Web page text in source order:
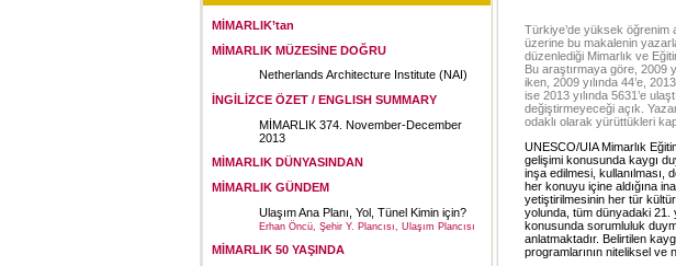
MİMARLIK’tan
MİMARLIK MÜZESİNE DOĞRU
Netherlands Architecture Institute (NAI)
İNGİLİZCE ÖZET / ENGLISH SUMMARY
MİMARLIK 374. November-December
2013
MİMARLIK DÜNYASINDAN
MİMARLIK GÜNDEM
Ulaşım Ana Planı, Yol, Tünel Kimin için?
Erhan Öncü, Şehir Y. Plancısı, Ulaşım Plancısı
MİMARLIK 50 YAŞINDA
Türkiye’de yüksek öğrenim
üzerine bu makalenin
düzenlediği Mimarlık ve
Bu araştırmaya göre, 2009
iken, 2009 yılında 44’e,
ise 2013 yılında 5631’e
değiştirmeyeceği açık.
odaklı olarak yürüttükleri
UNESCO/UIA Mimarlık
gelişimi konusunda kaygı
inşa edilmesi, kullanılması,
her konuyu içine aldığına
yetiştirilmesinin her tür
yolunda, tüm dünyadaki 21.
konusunda sorumluluk
anlatmaktadır. Belirtilen
programlarının niteliksel ve